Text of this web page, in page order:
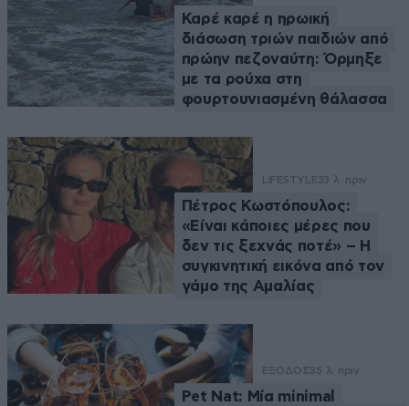
Καρέ καρέ η ηρωική
διάσωση τριών παιδιών από
πρώην πεζοναύτη: Όρμηξε
με τα ρούχα στη
φουρτουνιασμένη θάλασσα
LIFESTYLE33 λ. πριν
Πέτρος Κωστόπουλος:
«Είναι κάποιες μέρες που
δεν τις ξεχνάς ποτέ» – Η
συγκινητική εικόνα από τον
γάμο της Αμαλίας
ΕΞΟΔΟΣ35 λ. πριν
Pet Nat: Μία minimal